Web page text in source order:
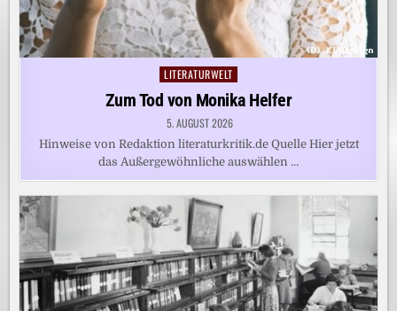
Posted
in
LITERATURWELT
Zum Tod von Monika Helfer
5. AUGUST 2026
Hinweise von Redaktion literaturkritik.de Quelle Hier jetzt
das Außergewöhnliche auswählen …